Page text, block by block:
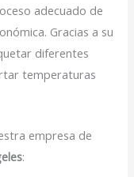
adecuado de
Gracias a su
diferentes
temperaturas
empresa de
: